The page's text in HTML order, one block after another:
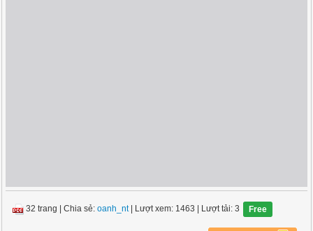
32 trang |Chia sẻ:oanh_nt| Lượt xem: 1463 | Lượt tải: 3 Free